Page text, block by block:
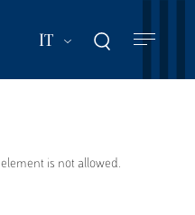
IT Mostra ulteriori
element is not allowed.